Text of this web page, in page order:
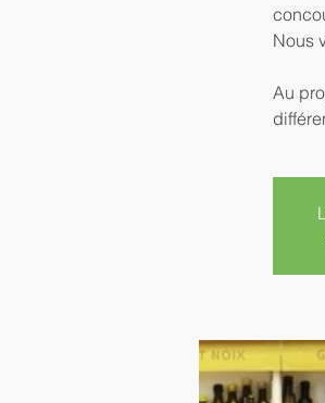
Nous
Au